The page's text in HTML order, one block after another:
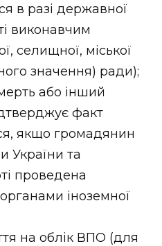
в разі державної
виконавчим
селищної, міської
значення) ради);
або інший
факт
якщо громадянин
України та
проведена
іноземної
на облік ВПО (для